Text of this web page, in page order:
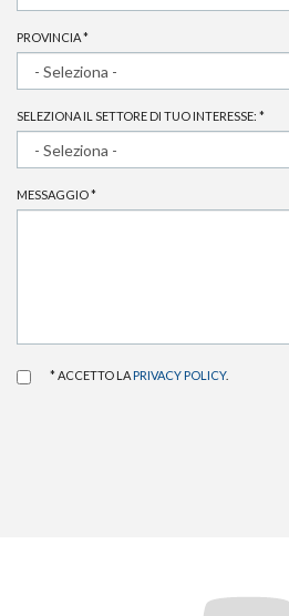
PROVINCIA*
SELEZIONA IL SETTORE DI TUO INTERESSE: *
MESSAGGIO*
* ACCETTO LA PRIVACY POLICY.